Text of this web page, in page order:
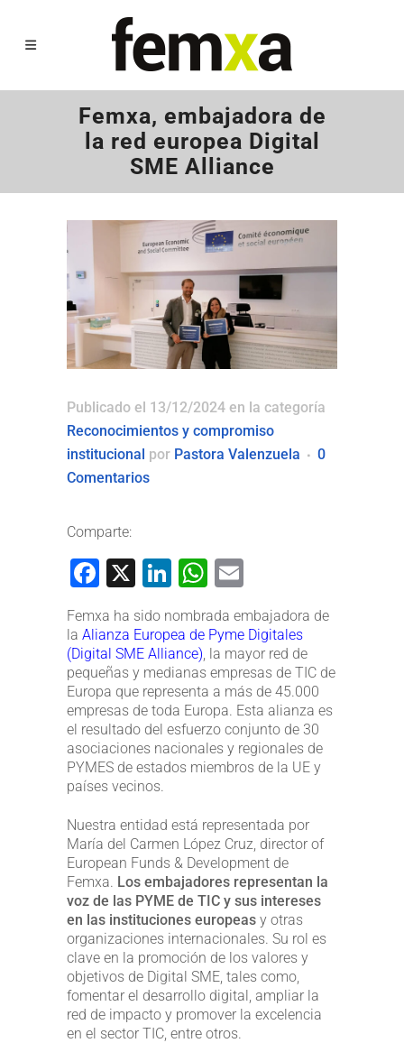
Femxa, embajadora de
la red europea Digital
SME Alliance
Publicado el 13/12/2024 en la categoría
Reconocimientos y compromiso
institucional por Pastora Valenzuela
0
Comentarios
Comparte:
Facebook
X LinkedIn
WhatsApp
Femxa ha sido nombrada embajadora de
la Alianza Europea de Pyme Digitales
(Digital SME Alliance), la mayor red de
pequeñas y medianas empresas de TIC de
Europa que representa a más de 45.000
empresas de toda Europa. Esta alianza es
el resultado del esfuerzo conjunto de 30
asociaciones nacionales y regionales de
PYMES de estados miembros de la UE y
países vecinos.
Nuestra entidad está representada por
María del Carmen López Cruz, director of
European Funds & Development de
Femxa. Los embajadores representan la
voz de las PYME de TIC y sus intereses
en las instituciones europeas y otras
organizaciones internacionales. Su rol es
clave en la promoción de los valores y
objetivos de Digital SME, tales como,
fomentar el desarrollo digital, ampliar la
red de impacto y promover la excelencia
en el sector TIC, entre otros.